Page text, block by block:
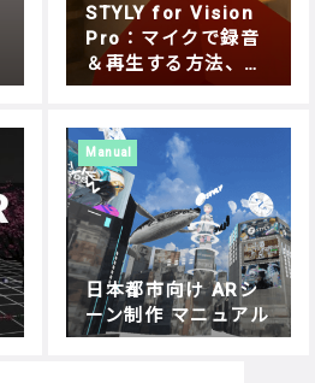
STYLY for Vision
Pro：マイクで録音
＆再生する方法、Un
ity Visual Scriptin
Manual
日本都市向け ARシ
ーン制作 マニュアル